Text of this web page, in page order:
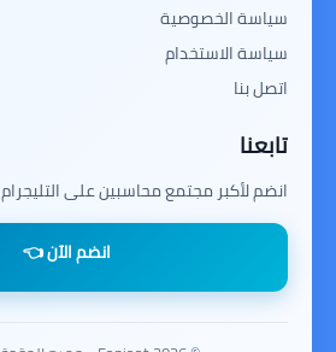
سياسة الخصوصية
سياسة الاستخدام
اتصل بنا
تابعنا
انضم لأكبر مجتمع محاسبين على التليجرام
انضم الآن 👈